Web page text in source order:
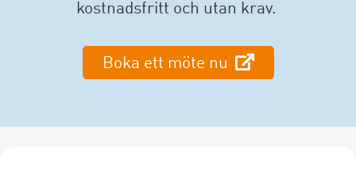
kostnadsfritt och utan krav.
Boka ett möte nu